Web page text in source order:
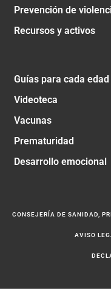
Prevención de
Recursos y activos
Guías para cada edad
Videoteca
Vacunas
Prematuridad
Desarrollo emocional
CONSEJERÍA DE SANIDAD,
AVISO